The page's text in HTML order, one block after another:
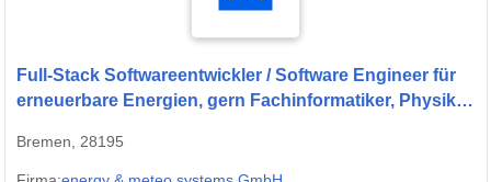
Full-Stack Softwareentwickler / Software Engineer für
erneuerbare Energien, gern Fachinformatiker, Physiker
Bremen, 28195